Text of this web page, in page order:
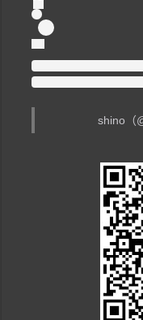
shino（